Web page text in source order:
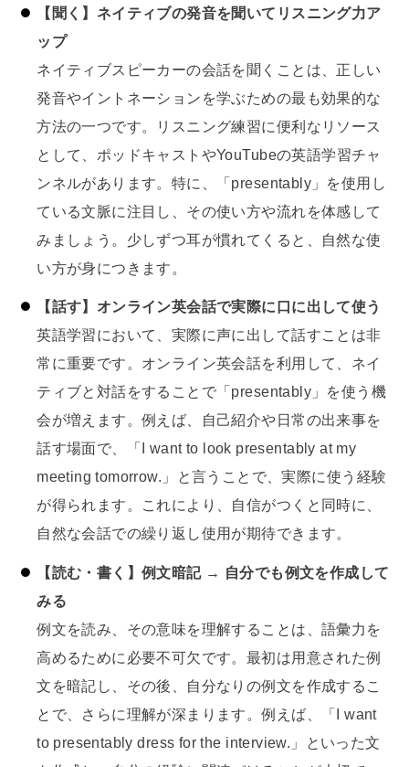
【聞く】ネイティブの発音を聞いてリスニング力ア
ップ
ネイティブスピーカーの会話を聞くことは、正しい
発音やイントネーションを学ぶための最も効果的な
方法の一つです。リスニング練習に便利なリソース
として、ポッドキャストやYouTubeの英語学習チャ
ンネルがあります。特に、「presentably」を使用し
ている文脈に注目し、その使い方や流れを体感して
みましょう。少しずつ耳が慣れてくると、自然な使
い方が身につきます。
【話す】オンライン英会話で実際に口に出して使う
英語学習において、実際に声に出して話すことは非
常に重要です。オンライン英会話を利用して、ネイ
ティブと対話をすることで「presentably」を使う機
会が増えます。例えば、自己紹介や日常の出来事を
話す場面で、「I want to look presentably at my
meeting tomorrow.」と言うことで、実際に使う経験
が得られます。これにより、自信がつくと同時に、
自然な会話での繰り返し使用が期待できます。
【読む・書く】例文暗記 → 自分でも例文を作成して
みる
例文を読み、その意味を理解することは、語彙力を
高めるために必要不可欠です。最初は用意された例
文を暗記し、その後、自分なりの例文を作成するこ
とで、さらに理解が深まります。例えば、「I want
to presentably dress for the interview.」といった文